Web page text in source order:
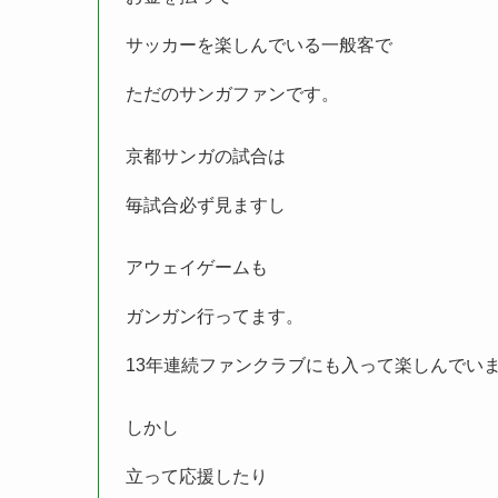
サッカーを楽しんでいる一般客で
ただのサンガファンです。
京都サンガの試合は
毎試合必ず見ますし
アウェイゲームも
ガンガン行ってます。
13年連続ファンクラブにも入って楽しんでい
しかし
立って応援したり